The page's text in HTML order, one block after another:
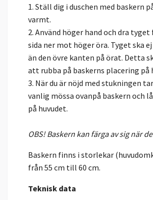
1. Ställ dig i duschen med baskern
varmt.
2. Använd höger hand och dra
sida ner mot höger öra. Tyget ska
än den övre kanten på örat. Detta
att rubba på baskerns placering på
3. När du är nöjd med stukningen
vanlig mössa ovanpå baskern och
på huvudet.
OBS! Baskern kan färga av sig när
Baskern finns i storlekar
från 55 cm till 60 cm.
Teknisk data